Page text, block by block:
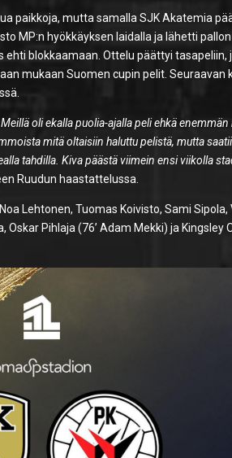
paikkoja, mutta samalla SJK Akatemia
MP:n hyökkäyksen laidalla ja lähetti
blokkaamaan. Ottelu päättyi tasapeliin,
mukaan Suomen cupin pelit. Seuraavan
oli ekalla puolia-ajalla peli ehkä
mitä oltaisiin haluttu pelistä, mutta
tahdilla. Kiva päästä viimein ensi viikolla
Ruudun haastattelussa.
Lehtonen, Tuomas Koivisto, Sami
Oskar Pihlaja (76’ Adam Mekki) ja Kingsley